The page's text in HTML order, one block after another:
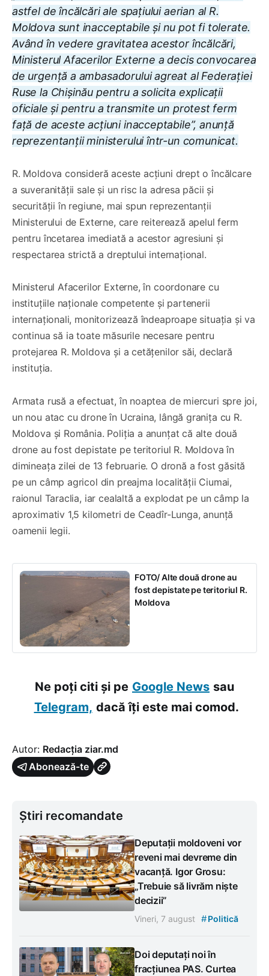
astfel de încălcări ale spațiului aerian al R.
Moldova sunt inacceptabile și nu pot fi tolerate.
Având în vedere gravitatea acestor încălcări,
Ministerul Afacerilor Externe a decis convocarea
de urgență a ambasadorului agreat al Federației
Ruse la Chișinău pentru a solicita explicații
oficiale și pentru a transmite un protest ferm
față de aceste acțiuni inacceptabile”, anunță
reprezentanții ministerului într-un comunicat.
R. Moldova consideră aceste acțiuni drept o încălcare
a suveranității sale și un risc la adresa păcii și
securității în regiune, mai spun reprezentanții
Ministerului de Externe, care reiterează apelul ferm
pentru încetarea imediată a acestor agresiuni și
respectarea strictă a dreptului internațional.
Ministerul Afacerilor Externe, în coordonare cu
instituțiile naționale competente și partenerii
internaționali, monitorizează îndeaproape situația și va
continua să ia toate măsurile necesare pentru
protejarea R. Moldova și a cetățenilor săi, declară
instituția.
Armata rusă a efectuat, în noaptea de miercuri spre joi,
un nou atac cu drone în Ucraina, lângă granița cu R.
Moldova și România. Poliția a anunțat că alte două
drone au fost depistate pe teritoriul R. Moldova în
dimineața zilei de 13 februarie. O dronă a fost găsită
pe un câmp agricol din preajma localității Ciumai,
raionul Taraclia, iar cealaltă a explodat pe un câmp la
aproximativ 1,5 kilometri de Ceadîr-Lunga, anunță
oamenii legii.
FOTO/ Alte două drone au
fost depistate pe teritoriul R.
Moldova
Ne poți citi și pe Google News sau
Telegram, dacă îți este mai comod.
Autor: Redacția ziar.md
Abonează-te
Știri recomandate
Deputații moldoveni vor
reveni mai devreme din
vacanță. Igor Grosu:
„Trebuie să livrăm niște
decizii”
Vineri, 7 august #Politică
Doi deputați noi în
fracțiunea PAS. Curtea